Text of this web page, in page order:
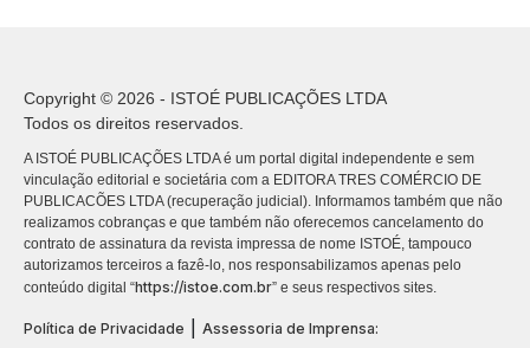
Copyright © 2026 - ISTOÉ PUBLICAÇÕES LTDA
Todos os direitos reservados.
A ISTOÉ PUBLICAÇÕES LTDA é um portal digital independente e sem
vinculação editorial e societária com a EDITORA TRES COMÉRCIO DE
PUBLICACÕES LTDA (recuperação judicial). Informamos também que não
realizamos cobranças e que também não oferecemos cancelamento do
contrato de assinatura da revista impressa de nome ISTOÉ, tampouco
autorizamos terceiros a fazê-lo, nos responsabilizamos apenas pelo
conteúdo digital “https://istoe.com.br” e seus respectivos sites.
Política de Privacidade Assessoria de Imprensa: